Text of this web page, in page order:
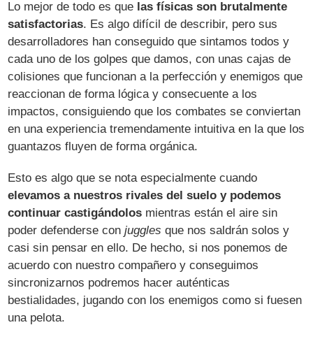
Lo mejor de todo es que las físicas son brutalmente
satisfactorias. Es algo difícil de describir, pero sus
desarrolladores han conseguido que sintamos todos y
cada uno de los golpes que damos, con unas cajas de
colisiones que funcionan a la perfección y enemigos que
reaccionan de forma lógica y consecuente a los
impactos, consiguiendo que los combates se conviertan
en una experiencia tremendamente intuitiva en la que los
guantazos fluyen de forma orgánica.
Esto es algo que se nota especialmente cuando
elevamos a nuestros rivales del suelo y podemos
continuar castigándolos mientras están el aire sin
poder defenderse conjuggles que nos saldrán solos y
casi sin pensar en ello. De hecho, si nos ponemos de
acuerdo con nuestro compañero y conseguimos
sincronizarnos podremos hacer auténticas
bestialidades, jugando con los enemigos como si fuesen
una pelota.